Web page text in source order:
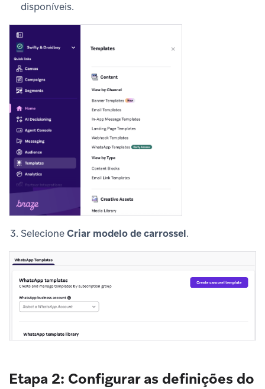
disponíveis.
SelecioneCriar modelo de carrossel.
Etapa 2: Configurar as definições do